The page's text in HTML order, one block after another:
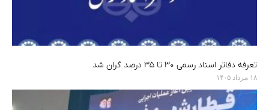
تعرفه دفاتر اسناد رسمی ۳۰ تا ۳۵ درصد گران شد
۱۸ مرداد ۱۴۰۵